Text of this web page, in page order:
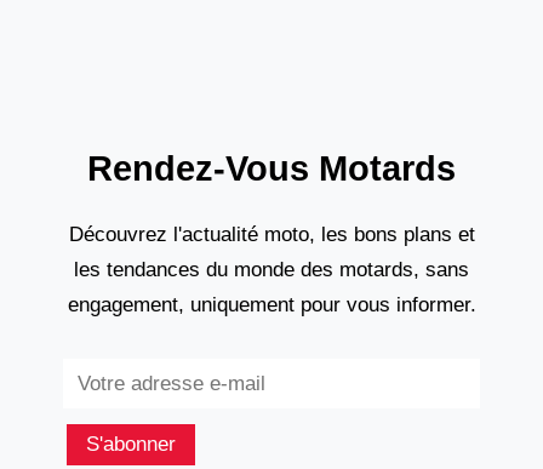
Rendez-Vous Motards
Découvrez l'actualité moto, les bons plans et
les tendances du monde des motards, sans
engagement, uniquement pour vous informer.
S'abonner